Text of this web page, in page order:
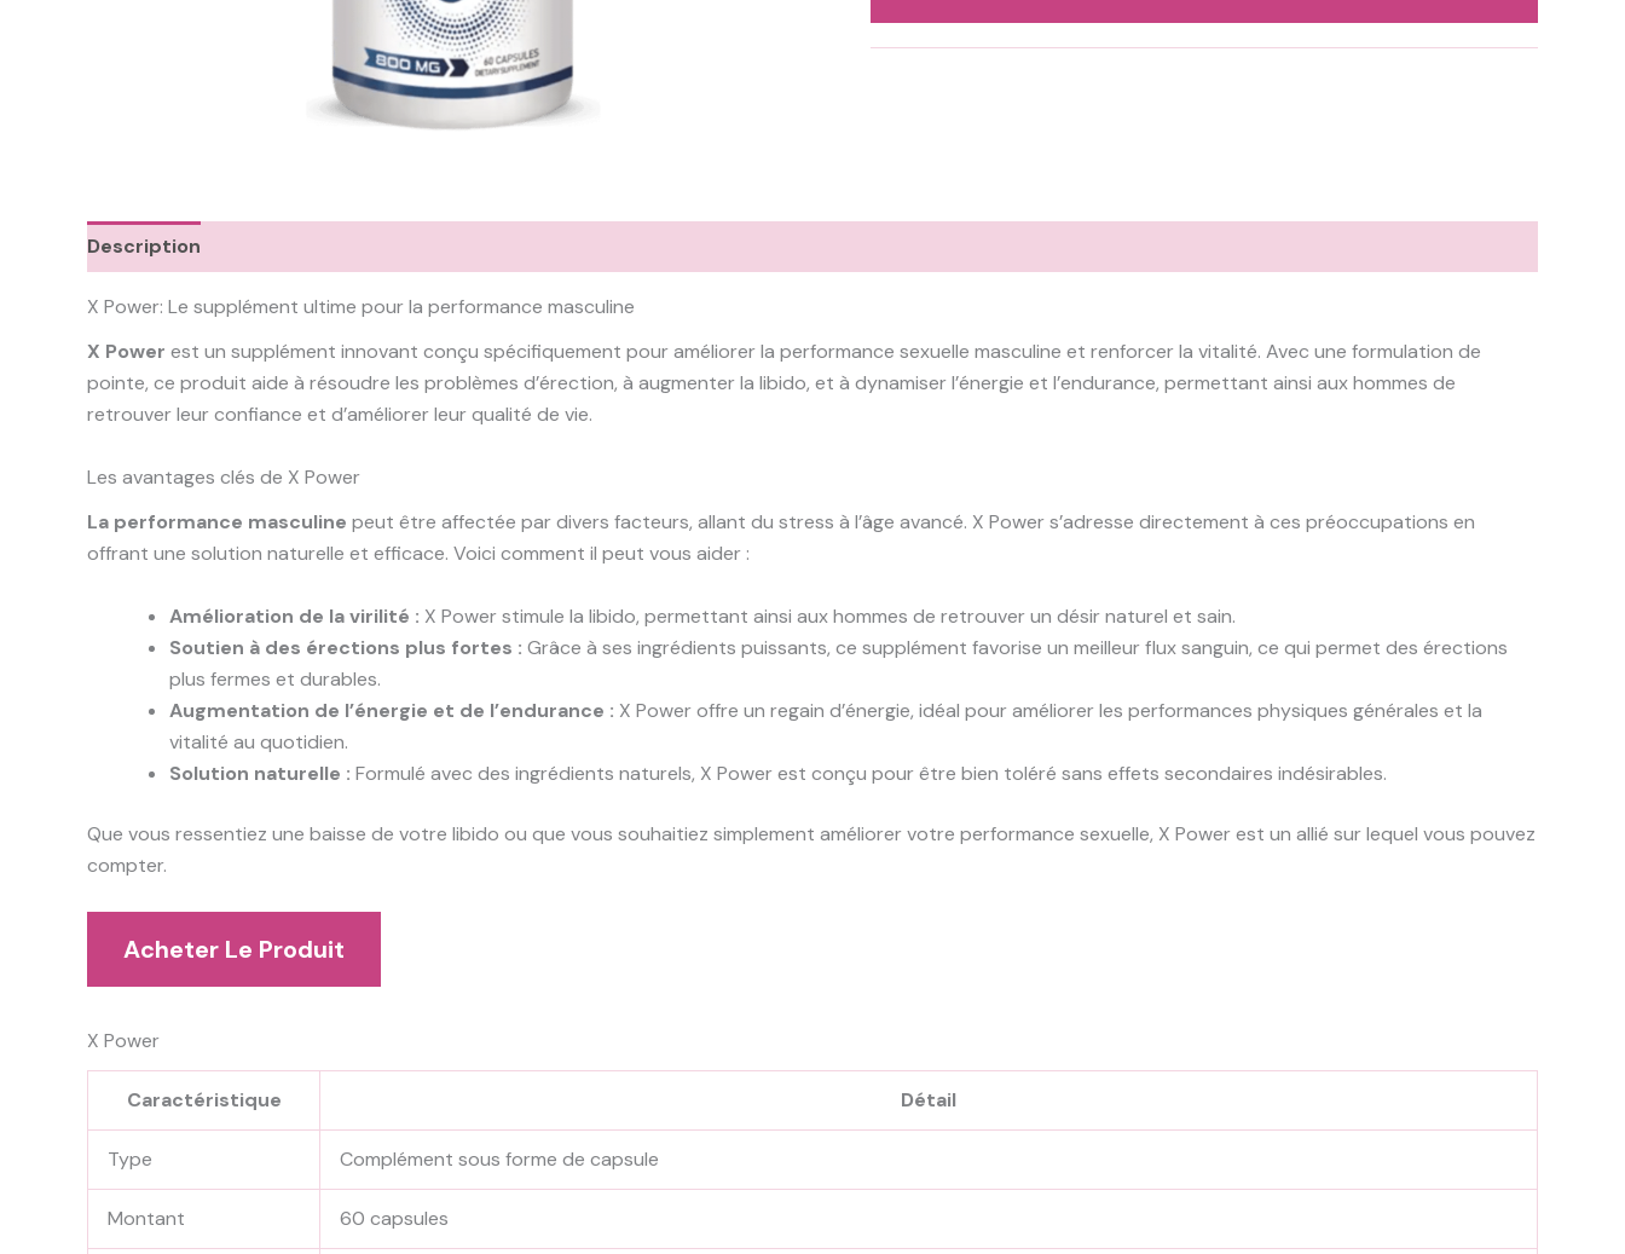
Description
X Power: Le supplément ultime pour la performance masculine
X Power est un supplément innovant conçu spécifiquement pour améliorer la performance sexuelle masculine et renforcer la vitalité. Avec une formulation de
pointe, ce produit aide à résoudre les problèmes d’érection, à augmenter la libido, et à dynamiser l’énergie et l’endurance, permettant ainsi aux hommes de
retrouver leur confiance et d’améliorer leur qualité de vie.
Les avantages clés de X Power
La performance masculine peut être affectée par divers facteurs, allant du stress à l’âge avancé. X Power s’adresse directement à ces préoccupations en
offrant une solution naturelle et efficace. Voici comment il peut vous aider :
Amélioration de la virilité : X Power stimule la libido, permettant ainsi aux hommes de retrouver un désir naturel et sain.
Soutien à des érections plus fortes : Grâce à ses ingrédients puissants, ce supplément favorise un meilleur flux sanguin, ce qui permet des érections
plus fermes et durables.
Augmentation de l’énergie et de l’endurance : X Power offre un regain d’énergie, idéal pour améliorer les performances physiques générales et la
vitalité au quotidien.
Solution naturelle : Formulé avec des ingrédients naturels, X Power est conçu pour être bien toléré sans effets secondaires indésirables.
Que vous ressentiez une baisse de votre libido ou que vous souhaitiez simplement améliorer votre performance sexuelle, X Power est un allié sur lequel vous pouvez
compter.
Acheter Le Produit
X Power
Caractéristique Détail
Type Complément sous forme de capsule
Montant 60 capsules